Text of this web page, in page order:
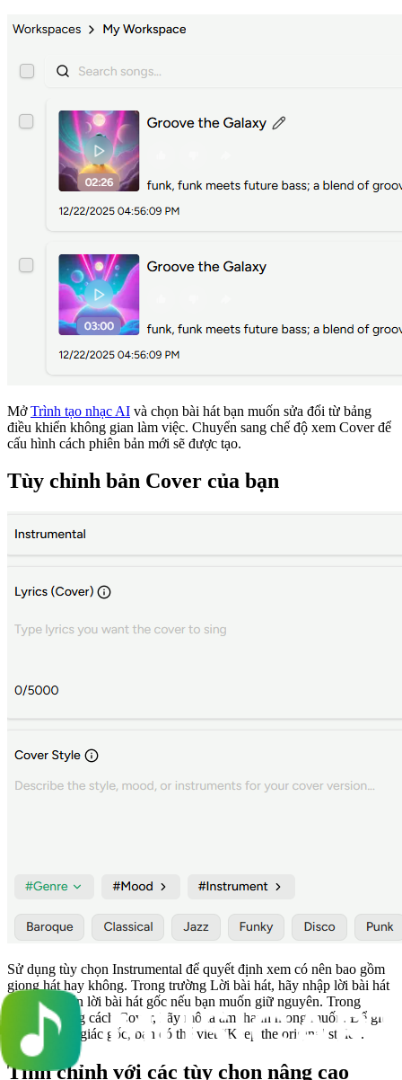
MởTrình tạo nhạc AI và chọn bài hát bạn muốn sửa đổi từ bảng
điều khiển không gian làm việc. Chuyển sang chế độ xem Cover để
cấu hình cách phiên bản mới sẽ được tạo.
Tùy chỉnh bản Cover của bạn
Sử dụng tùy chọn Instrumental để quyết định xem có nên bao gồm
giọng hát hay không. Trong trường Lời bài hát, hãy nhập lời bài hát
mới hoặc dán lời bài hát gốc nếu bạn muốn giữ nguyên. Trong
trường Phong cách Cover, hãy mô tả âm thanh mong muốn. Để giữ
nguyên cảm giác gốc, bạn có thể viết “Keep the original style”.
Tinh chỉnh với các tùy chọn nâng cao